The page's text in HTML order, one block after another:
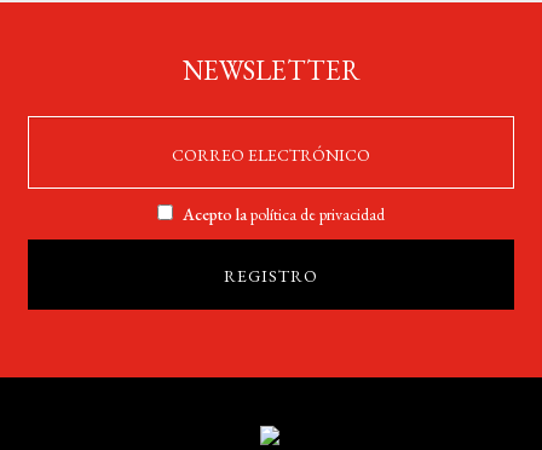
NEWSLETTER
Acepto lapolítica de privacidad